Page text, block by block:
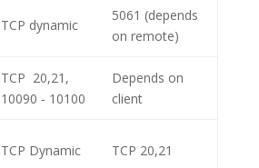
TCP dynamic
5061 (depends
on remote)
TCP 20,21,
10090 ‑ 10100
Depends on
client
TCP Dynamic TCP 20,21